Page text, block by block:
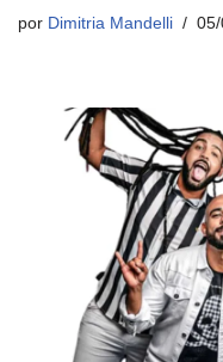
por Dimitria Mandelli